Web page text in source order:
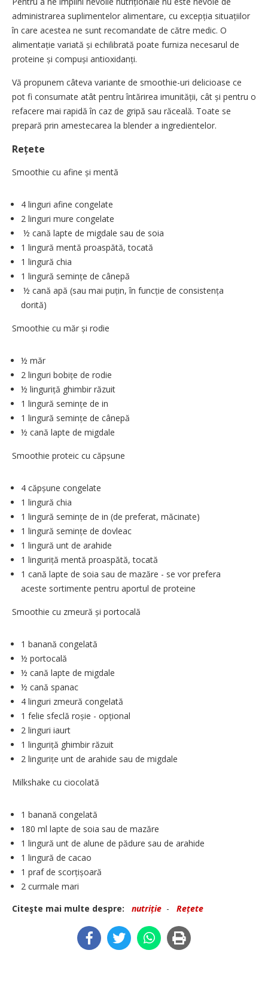
administrarea suplimentelor alimentare, cu excepția situațiilor
în care acestea ne sunt recomandate de către medic. O
alimentație variată și echilibrată poate furniza necesarul de
proteine și compuși anti­oxidanți.
Vă propunem câteva variante de smoothie-uri delicioase ce
pot fi consumate atât pentru întărirea imu­nității, cât și pentru o
refacere mai rapidă în caz de gripă sau răceală. Toate se
prepară prin amestecarea la blender a ingredientelor.
Rețete
Smoothie cu afine și mentă
4 linguri afine congelate
2 linguri mure congelate
½ cană lapte de migdale sau de soia
1 lingură mentă proaspătă, ­tocată
1 lingură chia
1 lingură semințe de cânepă
½ cană apă (sau mai puțin, în funcție de consistența
dorită)
Smoothie cu măr și rodie
½ măr
2 linguri bobițe de rodie
½ linguriță ghimbir răzuit
1 lingură semințe de in
1 lingură semințe de cânepă
½ cană lapte de migdale
Smoothie proteic cu căpșune
4 căpșune congelate
1 lingură chia
1 lingură semințe de in (de preferat, măcinate)
1 lingură semințe de dovleac
1 lingură unt de arahide
1 linguriță mentă proaspătă, ­tocată
1 cană lapte de soia sau de mazăre - se vor prefera
aceste sortimente pentru aportul de proteine
Smoothie cu zmeură și portocală
1 banană congelată
½ portocală
½ cană lapte de migdale
½ cană spanac
4 linguri zmeură congelată
1 felie sfeclă roșie - opțional
2 linguri iaurt
1 linguriță ghimbir răzuit
2 lingurițe unt de arahide sau de migdale
Milkshake cu ciocolată
1 banană congelată
180 ml lapte de soia sau de ­mazăre
1 lingură unt de alune de pădure sau de arahide
1 lingură de cacao
1 praf de scorțișoară
2 curmale mari
Citeşte mai multe despre:
nutriție - Rețete